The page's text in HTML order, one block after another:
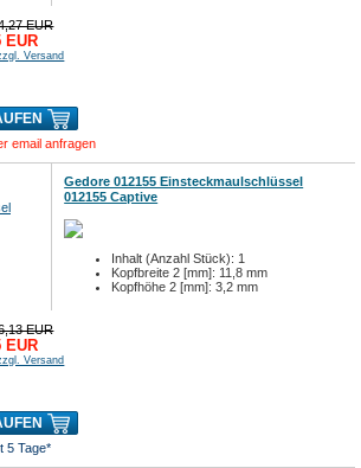
EUR
EUR
Versand
email anfragen
Gedore 012155 Einsteckmaulschlüssel
012155 Captive
Inhalt (Anzahl Stück): 1
Kopfbreite 2 [mm]: 11,8 mm
Kopfhöhe 2 [mm]: 3,2 mm
EUR
EUR
Versand
5 Tage*